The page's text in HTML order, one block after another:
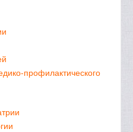
профилактического